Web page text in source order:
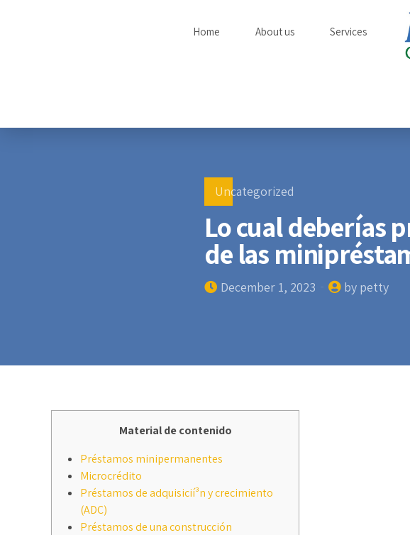
Home About us Services
Uncategorized
Lo cual deberías
de las
December 1, 2023 by petty
Material de contenido
Préstamos minipermanentes
Microcrédito
Préstamos de adquisicií³n y crecimiento
(ADC)
Préstamos de una construcción